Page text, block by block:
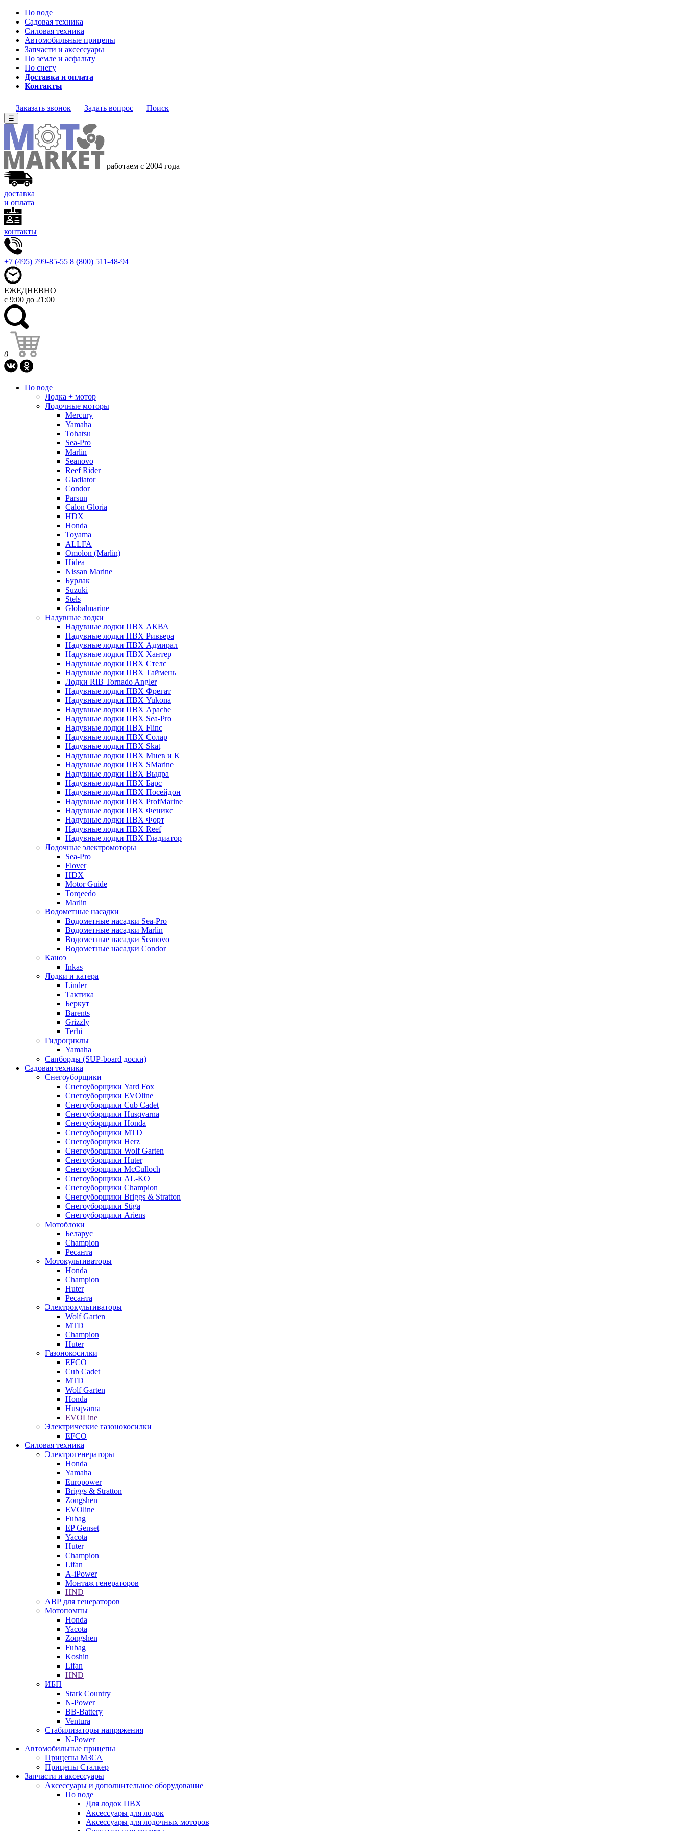
По воде
Садовая техника
Силовая техника
Автомобильные прицепы
Запчасти и аксессуары
По земле и асфальту
По снегу
Доставка и оплата
Контакты
Заказать звонок Задать вопрос Поиск
☰
работаем с 2004 года
доставка
и оплата
контакты
+7 (495) 799-85-55 8 (800) 511-48-94
ЕЖЕДНЕВНО
с 9:00 до 21:00
0
По воде
Лодка + мотор
Лодочные моторы
Mercury
Yamaha
Tohatsu
Sea-Pro
Marlin
Seanovo
Reef Rider
Gladiator
Condor
Parsun
Calon Gloria
HDX
Honda
Toyama
ALLFA
Omolon (Marlin)
Hidea
Nissan Marine
Бурлак
Suzuki
Stels
Globalmarine
Надувные лодки
Надувные лодки ПВХ АКВА
Надувные лодки ПВХ Ривьера
Надувные лодки ПВХ Адмирал
Надувные лодки ПВХ Хантер
Надувные лодки ПВХ Стелс
Надувные лодки ПВХ Таймень
Лодки RIB Tornado Angler
Надувные лодки ПВХ Фрегат
Надувные лодки ПВХ Yukona
Надувные лодки ПВХ Apache
Надувные лодки ПВХ Sea-Pro
Надувные лодки ПВХ Flinc
Надувные лодки ПВХ Солар
Надувные лодки ПВХ Skat
Надувные лодки ПВХ Мнев и К
Надувные лодки ПВХ SMarine
Надувные лодки ПВХ Выдра
Надувные лодки ПВХ Барс
Надувные лодки ПВХ Посейдон
Надувные лодки ПВХ ProfMarine
Надувные лодки ПВХ Феникс
Надувные лодки ПВХ Форт
Надувные лодки ПВХ Reef
Надувные лодки ПВХ Гладиатор
Лодочные электромоторы
Sea-Pro
Flover
HDX
Motor Guide
Torqeedo
Marlin
Водометные насадки
Водометные насадки Sea-Pro
Водометные насадки Marlin
Водометные насадки Seanovo
Водометные насадки Condor
Каноэ
Inkas
Лодки и катера
Linder
Тактика
Беркут
Barents
Grizzly
Terhi
Гидроциклы
Yamaha
Сапборды (SUP-board доски)
Садовая техника
Снегоуборщики
Снегоуборщики Yard Fox
Снегоуборщики EVOline
Снегоуборщики Cub Cadet
Снегоуборщики Husqvarna
Снегоуборщики Honda
Снегоуборщики MTD
Снегоуборщики Herz
Снегоуборщики Wolf Garten
Снегоуборщики Huter
Снегоуборщики McCulloch
Снегоуборщики AL-KO
Снегоуборщики Champion
Снегоуборщики Briggs & Stratton
Снегоуборщики Stiga
Снегоуборщики Ariens
Мотоблоки
Беларус
Champion
Ресанта
Мотокультиваторы
Honda
Champion
Huter
Ресанта
Электрокультиваторы
Wolf Garten
MTD
Champion
Huter
Газонокосилки
EFCO
Cub Cadet
MTD
Wolf Garten
Honda
Husqvarna
EVOLine
Электрические газонокосилки
EFCO
Силовая техника
Электрогенераторы
Honda
Yamaha
Europower
Briggs & Stratton
Zongshen
EVOline
Fubag
EP Genset
Yacota
Huter
Champion
Lifan
A-iPower
Монтаж генераторов
HND
АВР для генераторов
Мотопомпы
Honda
Yacota
Zongshen
Fubag
Koshin
Lifan
HND
ИБП
Stark Country
N-Power
BB-Battery
Ventura
Стабилизаторы напряжения
N-Power
Автомобильные прицепы
Прицепы МЗСА
Прицепы Сталкер
Запчасти и аксессуары
Аксессуары и дополнительное оборудование
По воде
Для лодок ПВХ
Аксессуары для лодок
Аксессуары для лодочных моторов